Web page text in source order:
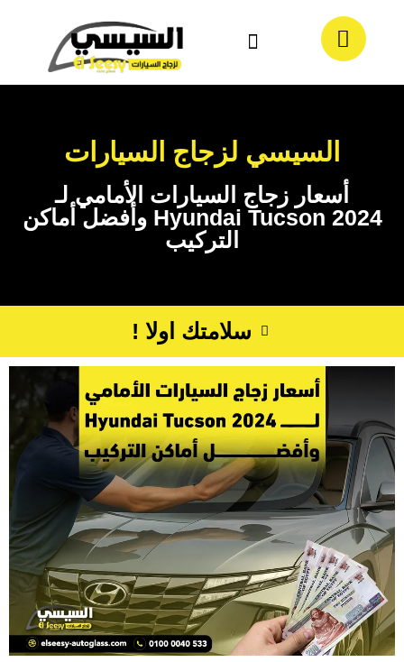
السيسي لزجاج السيارات
أسعار زجاج السيارات الأمامي لـ
Hyundai Tucson 2024 وأفضل أماكن
التركيب
سلامتك اولا !